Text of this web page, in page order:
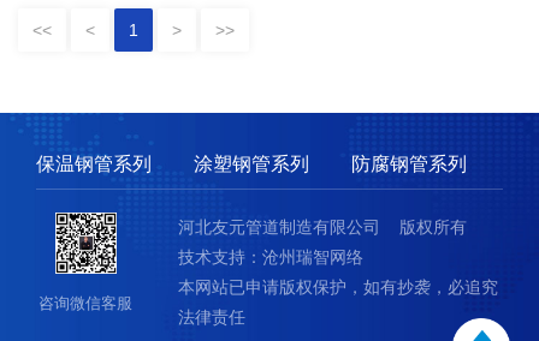
<< < 1 > >>
保温钢管系列 涂塑钢管系列 防腐钢管系列
咨询微信客服
河北友元管道制造有限公司 版权所有
技术支持：沧州瑞智网络
本网站已申请版权保护，如有抄袭，必追究
法律责任